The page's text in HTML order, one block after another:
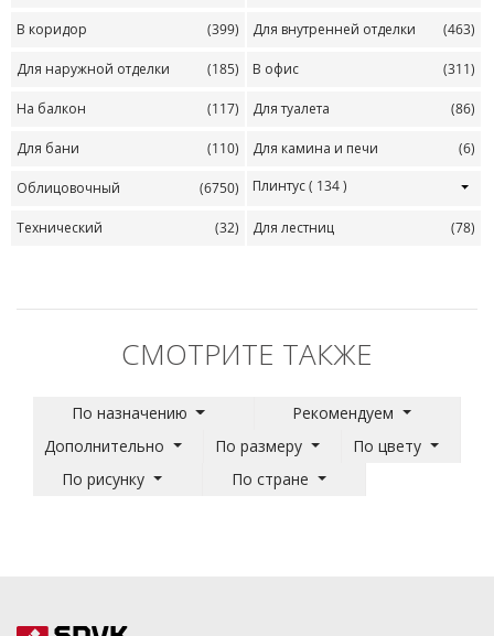
В коридор (399) Для внутренней отделки (463)
Для наружной отделки (185) В офис (311)
На балкон (117) Для туалета (86)
Для бани (110) Для камина и печи (6)
Облицовочный (6750) Плинтус( 134 )
Технический (32) Для лестниц (78)
СМОТРИТЕ ТАКЖЕ
По назначению
Рекомендуем
Дополнительно
По размеру
По цвету
По рисунку
По стране